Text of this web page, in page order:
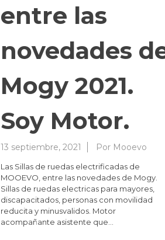
entre las
novedades
Mogy 2021.
Soy Motor.
13 septiembre, 2021 Por Mooevo
Las Sillas de ruedas electrificadas de
MOOEVO, entre las novedades de Mogy.
Sillas de ruedas electricas para mayores,
discapacitados, personas con movilidad
reducita y minusvalidos. Motor
acompañante asistente que…